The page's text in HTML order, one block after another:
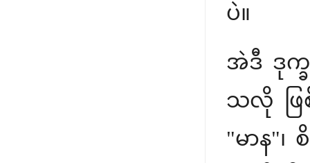
ပဲ။
အဲဒီ ဒုက္
သလို ဖြ
"မာန"၊